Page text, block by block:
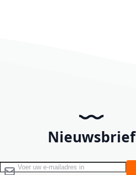
Nieuwsbrief
Abonneer u op onze nieuwsbrief